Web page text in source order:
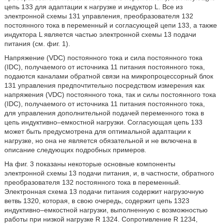
цепь 133 для адаптации к нагрузке и индуктор L. Все из
электронной схемы 131 управления, преобразователя 132
постоянного тока в переменный и согласующей цепи 133, а также
индуктора L является частью электронной схемы 13 подачи
питания (см. фиг. 1).
Напряжение (VDC) постоянного тока и сила постоянного тока
(IDC), получаемого от источника 11 питания постоянного тока,
подаются каналами обратной связи на микропроцессорный блок
131 управления предпочтительно посредством измерения как
напряжения (VDC) постоянного тока, так и силы постоянного тока
(IDC), получаемого от источника 11 питания постоянного тока,
для управления дополнительной подачей переменного тока в
цепь индуктивно–емкостной нагрузки. Согласующая цепь 133
может быть предусмотрена для оптимальной адаптации к
нагрузке, но она не является обязательной и не включена в
описание следующих подробных примеров.
На фиг. 3 показаны некоторые основные компоненты
электронной схемы 13 подачи питания, и, в частности, обратного
преобразователя 132 постоянного тока в переменный.
Электронная схема 13 подачи питания содержит нагрузочную
ветвь 1320, которая, в свою очередь, содержит цепь 1323
индуктивно–емкостной нагрузки, выполненную с возможностью
работы при низкой нагрузке R 1324. Сопротивление R 1234,